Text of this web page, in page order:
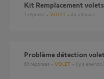
Kit Remplacement
1 réponse VOLET il y a 8 jours
Problème détection
69 réponses VOLET il y a environ